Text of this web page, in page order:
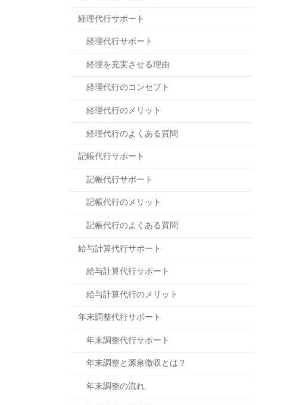
経理代行サポート
経理代行サポート
経理を充実させる理由
経理代行のコンセプト
経理代行のメリット
経理代行のよくある質問
記帳代行サポート
記帳代行サポート
記帳代行のメリット
記帳代行のよくある質問
給与計算代行サポート
給与計算代行サポート
給与計算代行のメリット
年末調整代行サポート
年末調整代行サポート
年末調整と源泉徴収とは？
年末調整の流れ